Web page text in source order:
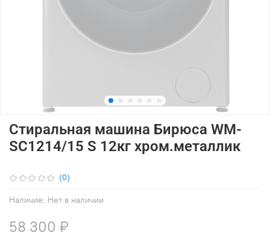
(0)
Наличие: Нет в наличии
Стиральная машина Бирюса WM-
SC1214/15 S 12кг хром.металлик
58 300 ₽